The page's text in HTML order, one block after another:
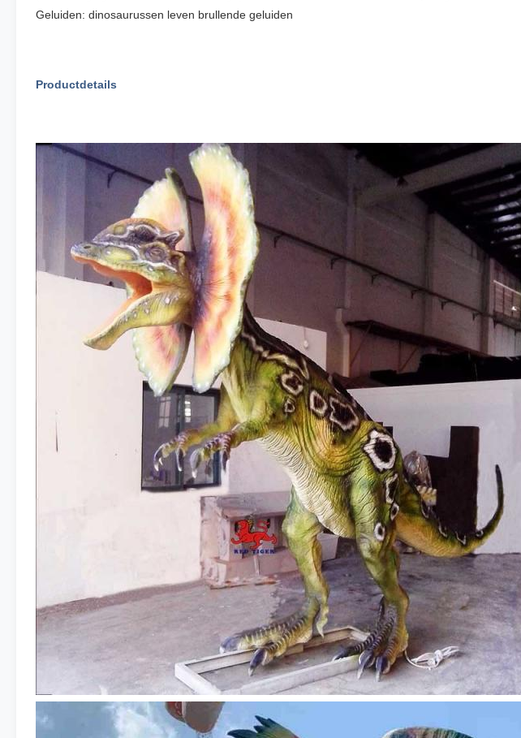
Geluiden: dinosaurussen leven brullende geluiden
Productdetails